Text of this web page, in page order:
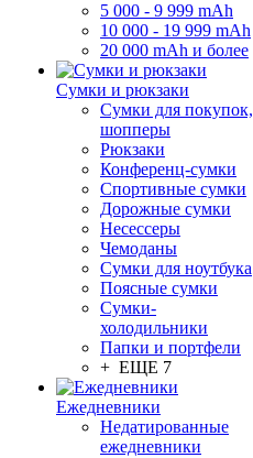
5 000 - 9 999 mAh
10 000 - 19 999 mAh
20 000 mAh и более
Сумки и рюкзаки
Сумки для покупок,
шопперы
Рюкзаки
Конференц-сумки
Спортивные сумки
Дорожные сумки
Несессеры
Чемоданы
Сумки для ноутбука
Поясные сумки
Сумки-
холодильники
Папки и портфели
+ ЕЩЕ 7
Ежедневники
Недатированные
ежедневники